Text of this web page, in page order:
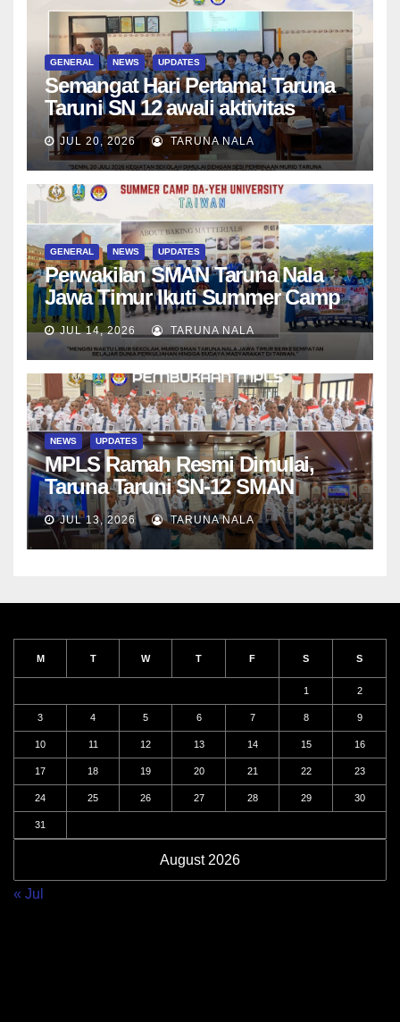
GENERAL NEWS UPDATES
Semangat Hari Pertama! Taruna
Taruni SN 12 awali aktivitas
bersama Wali Kelas dan Tes
Asesmen Diagnostik
JUL 20, 2026 TARUNA NALA
GENERAL NEWS UPDATES
Perwakilan SMAN Taruna Nala
Jawa Timur Ikuti Summer Camp
di Da-Yeh University, Taiwan
JUL 14, 2026 TARUNA NALA
NEWS UPDATES
MPLS Ramah Resmi Dimulai,
Taruna Taruni SN-12 SMAN
Taruna Nala Jawa Timur Siap
Menjalani Tahun Ajaran Baru
JUL 13, 2026 TARUNA NALA
August 2026
M T W T F S S
1 2
3 4 5 6 7 8 9
10 11 12 13 14 15 16
17 18 19 20 21 22 23
24 25 26 27 28 29 30
31
« Jul